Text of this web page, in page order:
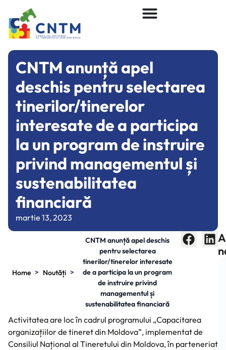
CNTM anunță apel
deschis pentru selectarea
tinerilor/tinerelor
interesate de a participa
la un program de instruire
privind managementul și
sustenabilitatea
financiară
martie 13, 2023
Home > Noutăți >
CNTM anunță apel deschis
pentru selectarea
tinerilor/tinerelor interesate
de a participa la un program
de instruire privind
managementul și
sustenabilitatea financiară
Activitatea are loc în cadrul programului „Capacitarea
organizațiilor de tineret din Moldova”, implementat de
Consiliul Național al Tineretului din Moldova, în parteneriat